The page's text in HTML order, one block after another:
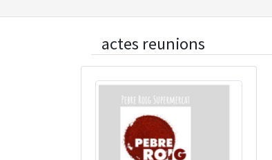
actes reunions